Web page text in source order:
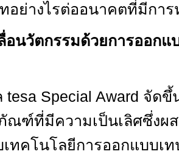
อย่างไรต่ออนาคตที่มีกา
อนวัตกรรมด้วยการออก
tesa Special Award จัดขึ้
ณฑ์ที่มีความเป็นเลิศซึ่งผ
เทคโนโลยีการออกแบบเ